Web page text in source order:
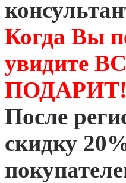
Когда Вы
увидите
ПОДАРИТ!
После
скидку